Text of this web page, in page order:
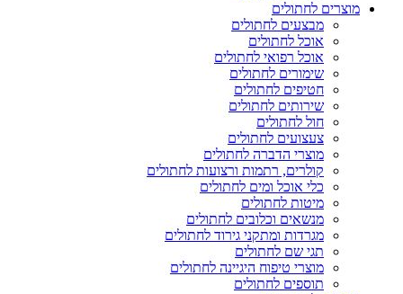
מוצרים לחתולים
מבצעים לחתולים
אוכל לחתולים
אוכל רפואי לחתולים
שימורים לחתולים
חטיפים לחתולים
שירותים לחתולים
חול לחתולים
צעצועים לחתולים
מוצרי הדברה לחתולים
קולרים, רתמות ורצועות לחתולים
כלי אוכל ומים לחתולים
מיטות לחתולים
מנשאים וכלובים לחתולים
מגרדות ומתקני גירוד לחתולים
תגי שם לחתולים
מוצרי טיפוח היגיינה לחתולים
תוספים לחתולים